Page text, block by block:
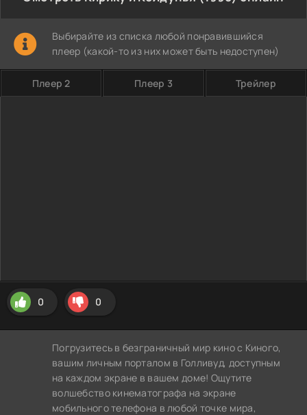
Выбирайте из списка любой понравившийся
плеер (какой-то из них может быть недоступен)
Плеер 2 Плеер 3 Трейлер
0 0
Погрузитесь в безграничный мир кино с Киного,
вашим личным порталом в Голливуд, доступным
на каждом экране в вашем доме! Ощутите
волшебство кинематографа на экране
мобильного телефона в любой точке мира,